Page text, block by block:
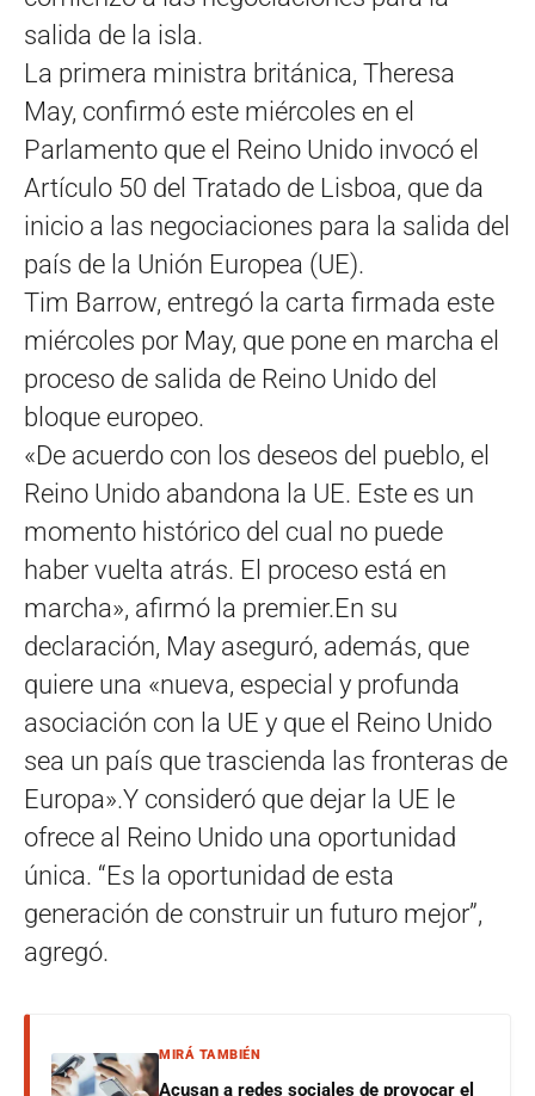
salida de la isla.
La primera ministra británica, Theresa
May, confirmó este miércoles en el
Parlamento que el Reino Unido invocó el
Artículo 50 del Tratado de Lisboa, que da
inicio a las negociaciones para la salida del
país de la Unión Europea (UE).
Tim Barrow, entregó la carta firmada este
miércoles por May, que pone en marcha el
proceso de salida de Reino Unido del
bloque europeo.
«De acuerdo con los deseos del pueblo, el
Reino Unido abandona la UE. Este es un
momento histórico del cual no puede
haber vuelta atrás. El proceso está en
marcha», afirmó la premier.En su
declaración, May aseguró, además, que
quiere una «nueva, especial y profunda
asociación con la UE y que el Reino Unido
sea un país que trascienda las fronteras de
Europa».Y consideró que dejar la UE le
ofrece al Reino Unido una oportunidad
única. “Es la oportunidad de esta
generación de construir un futuro mejor”,
agregó.
MIRÁ TAMBIÉN
Acusan a redes sociales de provocar el